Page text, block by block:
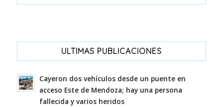
ULTIMAS PUBLICACIONES
Cayeron dos vehículos desde un puente en
acceso Este de Mendoza; hay una persona
fallecida y varios heridos